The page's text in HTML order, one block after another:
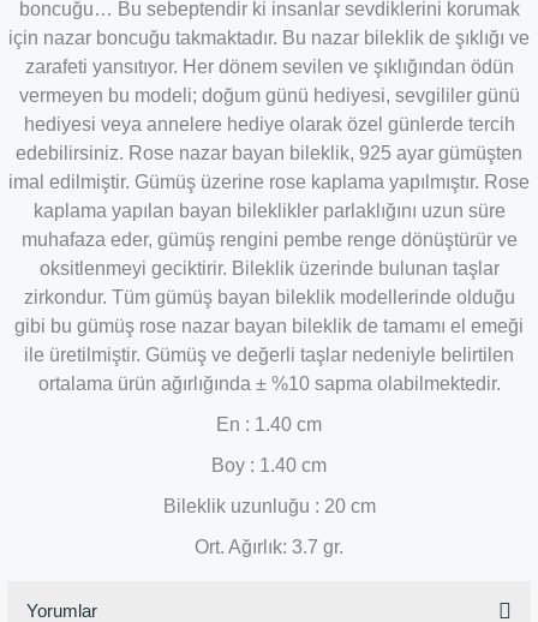
boncuğu… Bu sebeptendir ki insanlar sevdiklerini korumak
için nazar boncuğu takmaktadır. Bu nazar bileklik de şıklığı ve
zarafeti yansıtıyor. Her dönem sevilen ve şıklığından ödün
vermeyen bu modeli; doğum günü hediyesi, sevgililer günü
hediyesi veya annelere hediye olarak özel günlerde tercih
edebilirsiniz. Rose nazar bayan bileklik, 925 ayar gümüşten
imal edilmiştir. Gümüş üzerine rose kaplama yapılmıştır. Rose
kaplama yapılan bayan bileklikler parlaklığını uzun süre
muhafaza eder, gümüş rengini pembe renge dönüştürür ve
oksitlenmeyi geciktirir. Bileklik üzerinde bulunan taşlar
zirkondur. Tüm gümüş bayan bileklik modellerinde olduğu
gibi bu gümüş rose nazar bayan bileklik de tamamı el emeği
ile üretilmiştir. Gümüş ve değerli taşlar nedeniyle belirtilen
ortalama ürün ağırlığında ± %10 sapma olabilmektedir.
En : 1.40 cm
Boy : 1.40 cm
Bileklik uzunluğu : 20 cm
Ort. Ağırlık: 3.7 gr.
Yorumlar